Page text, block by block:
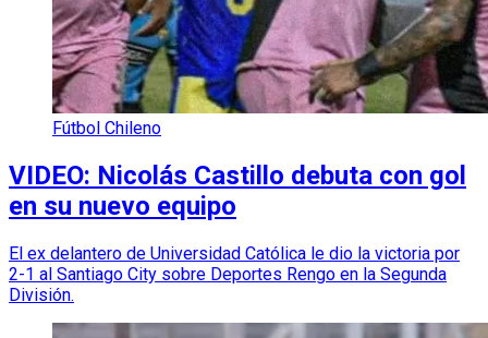
Fútbol Chileno
VIDEO: Nicolás Castillo debuta con gol
en su nuevo equipo
El ex delantero de Universidad Católica le dio la victoria por
2-1 al Santiago City sobre Deportes Rengo en la Segunda
División.